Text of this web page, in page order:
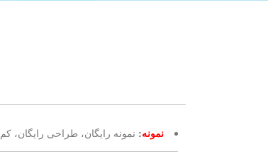
نمونه: نمونه رایگان، طراحی رایگان، کم MOQ